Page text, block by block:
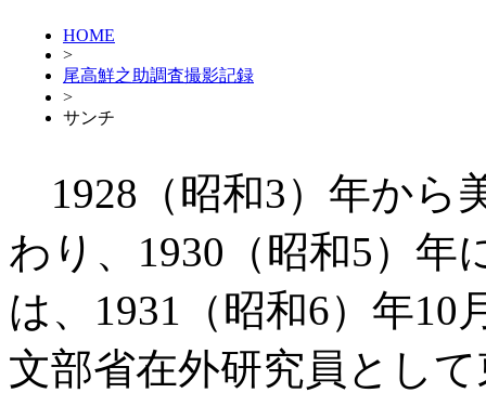
HOME
>
尾高鮮之助調査撮影記録
>
サンチ
1928（昭和3）年から
わり、1930（昭和5）年
は、1931（昭和6）年10
文部省在外研究員とし